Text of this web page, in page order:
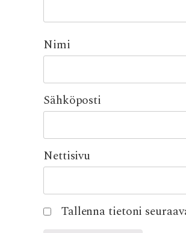
Nimi
Sähköposti
Nettisivu
Tallenna tietoni